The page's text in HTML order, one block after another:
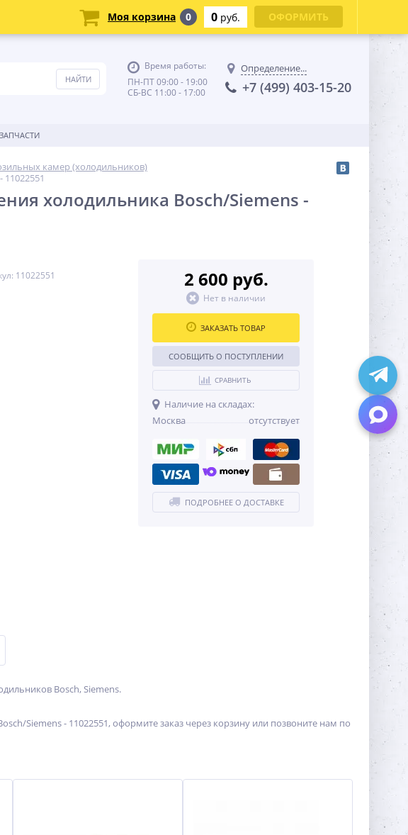
Время работы:
ПН-ПТ 09:00 - 19:00
СБ-ВС 11:00 - 17:00
Определение...
+7 (499) 403-15-20
камер (холодильников)
холодильника Bosch/Siemens -
11022551 2 600 руб.
Нет в наличии
ЗАКАЗАТЬ ТОВАР
СООБЩИТЬ О ПОСТУПЛЕНИИ
СРАВНИТЬ
Наличие на складах:
Москва
отсутствует
ПОДРОБНЕЕ О ДОСТАВКЕ
Bosch, Siemens.
Siemens - 11022551, оформите заказ через корзину или позвоните нам по
Моя корзина 0 0 руб. ОФОРМИТЬ